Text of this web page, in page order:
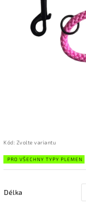
Kód: Zvolte variantu
PRO VŠECHNY TYPY PLEMEN
Délka